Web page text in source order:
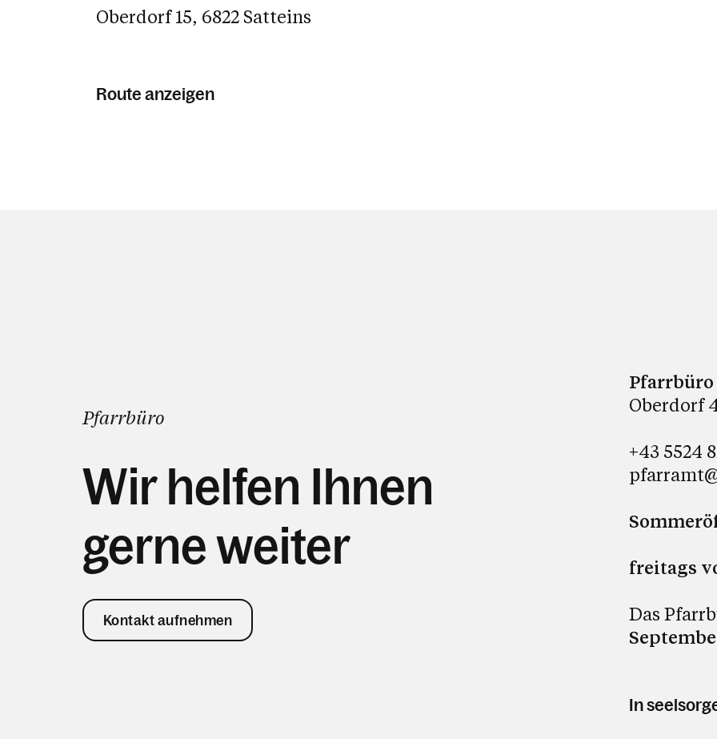
Oberdorf 15, 6822 Satteins
Route anzeigen
Pfarrbüro
Wir helfen Ihnen
gerne weiter
Kontakt aufnehmen
Pfarrbüro
Oberdorf
+43 5524
freitags
Das
In